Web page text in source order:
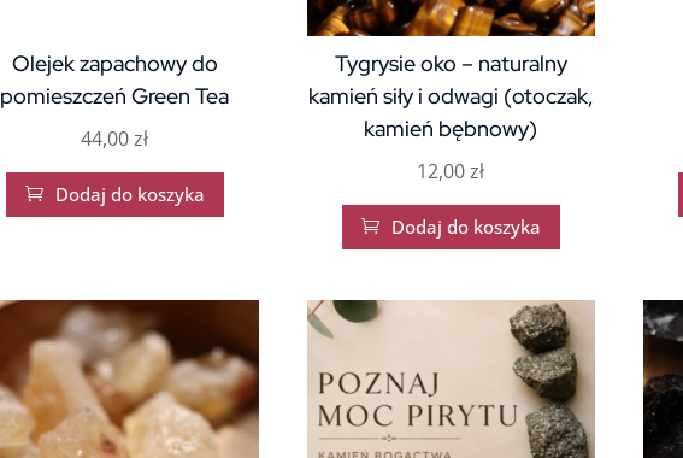
Olejek zapachowy do
pomieszczeń Green Tea
44,00zł
 Dodaj do koszyka
Tygrysie oko – naturalny
kamień siły i odwagi (otoczak,
kamień bębnowy)
12,00zł
 Dodaj do koszyka